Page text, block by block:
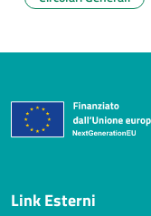
Link Esterni